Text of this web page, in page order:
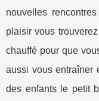
nouvelles
plaisir vous
chauffé pour que
aussi vous entraîner
des enfants le petit